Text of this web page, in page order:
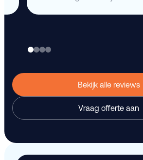
Bekijk alle reviews
Vraag offerte aan